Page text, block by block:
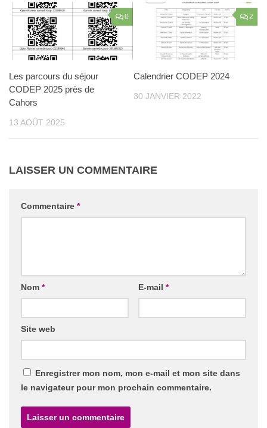
0
Les parcours du séjour
CODEP 2025 près de
Cahors
13 AOÛT 2025
2
Calendrier CODEP 2024
30 JANVIER 2022
LAISSER UN COMMENTAIRE
Commentaire *
Nom * E-mail *
Site web
Enregistrer mon nom, mon e-mail et mon site dans
le navigateur pour mon prochain commentaire.